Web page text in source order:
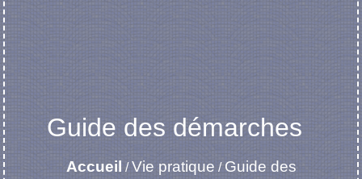
Guide des démarches
Accueil /Vie pratique / Guide des